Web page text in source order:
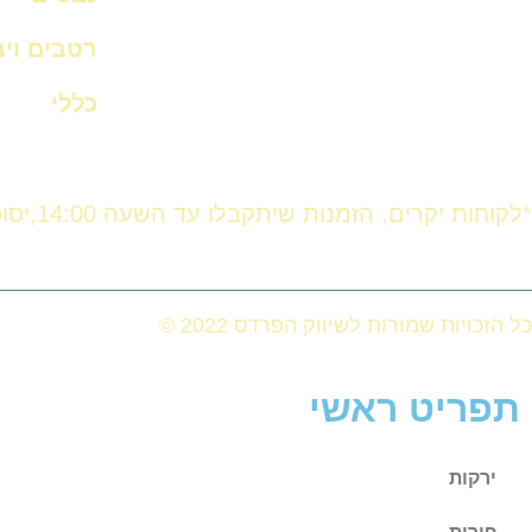
רטבים
כללי
*לקוחות יקרים, הזמנות שיתקבלו עד השעה 14:00,יסופקו באותו היום. לאחר השעה 14:00 ההזמנה תסופק ביום המחרת.
כל הזכויות שמורות לשיווק הפרדס 2022 ©
תפריט ראשי
ירקות